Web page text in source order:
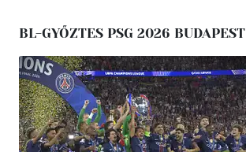
BL-GYŐZTES PSG 2026 BUDAPEST